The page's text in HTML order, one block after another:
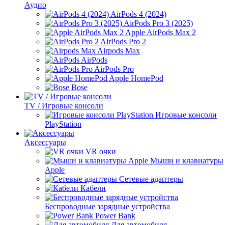
Аудио
AirPods 4 (2024)
AirPods Pro 3 (2025)
Apple AirPods Max 2
AirPods Pro 2
Airpods Max
AirPods
AirPods Pro
Apple HomePod
Bose
TV / Игровые консоли
Игровые консоли
PlayStation
Аксессуары
VR очки
Мыши и клавиатуры
Apple
Сетевые адаптеры
Кабели
Беспроводные зарядные устройства
Power Bank